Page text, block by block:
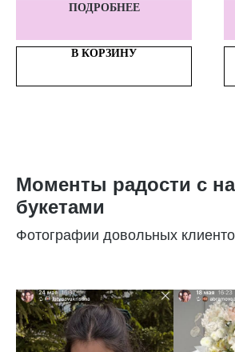
ПОДРОБНЕЕ
В КОРЗИНУ
Моменты радости с
букетами
Фотографии довольных